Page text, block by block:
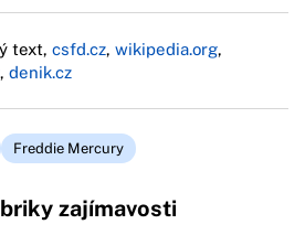
text, csfd.cz, wikipedia.org,
, denik.cz
Freddie Mercury
zajímavosti